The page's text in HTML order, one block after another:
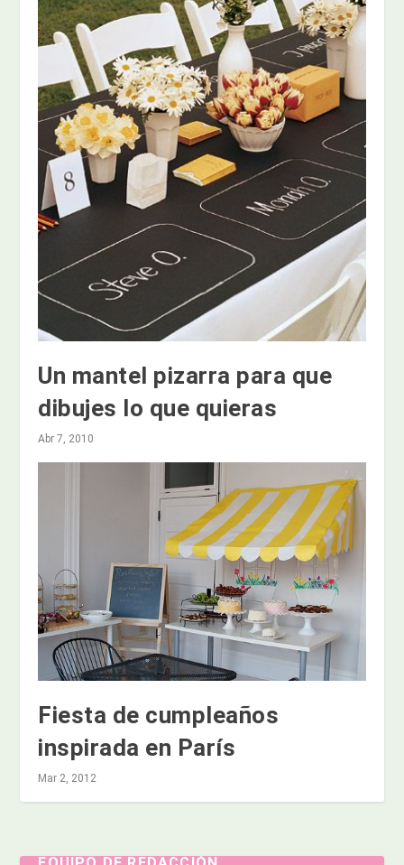
Un mantel pizarra para que
dibujes lo que quieras
Abr 7, 2010
Fiesta de cumpleaños
inspirada en París
Mar 2, 2012